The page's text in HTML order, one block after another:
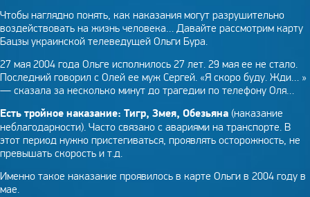
Чтобы наглядно понять, как наказания могут разрушительно
воздействовать на жизнь человека… Давайте рассмотрим карту
Бацзы украинской телеведущей Ольги Бура.
27 мая 2004 года Ольге исполнилось 27 лет. 29 мая ее не стало.
Последний говорил с Олей ее муж Сергей. «Я скоро буду. Жди… »
— сказала за несколько минут до трагедии по телефону Оля…
Есть тройное наказание: Тигр, Змея, Обезьяна (наказание
неблагодарности). Часто связано с авариями на транспорте. В
этот период нужно пристегиваться, проявлять осторожность, не
превышать скорость и т.д.
Именно такое наказание проявилось в карте Ольги в 2004 году в
мае.